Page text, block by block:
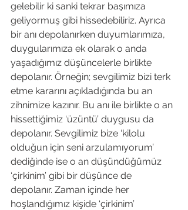
gelebilir ki sanki tekrar başımıza
geliyormuş gibi hissedebiliriz. Ayrıca
bir anı depolanırken duyumlarımıza,
duygularımıza ek olarak o anda
yaşadığımız düşüncelerle birlikte
depolanır. Örneğin; sevgilimiz bizi terk
etme kararını açıkladığında bu an
zihnimize kazınır. Bu anı ile birlikte o an
hissettiğimiz ‘üzüntü’ duygusu da
depolanır. Sevgilimiz bize ‘kilolu
olduğun için seni arzulamıyorum’
dediğinde ise o an düşündüğümüz
‘çirkinim’ gibi bir düşünce de
depolanır. Zaman içinde her
hoşlandığımız kişide ‘çirkinim’